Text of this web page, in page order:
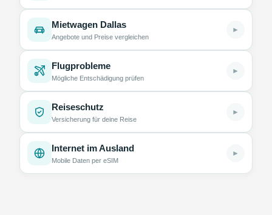
Mietwagen Dallas
Angebote und Preise vergleichen
►
Flugprobleme
Mögliche Entschädigung prüfen
►
Reiseschutz
Versicherung für deine Reise
►
Internet im Ausland
Mobile Daten per eSIM
►